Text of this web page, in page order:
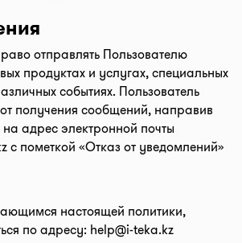
отправлять Пользователю
продуктах и услугах, специальных
событиях. Пользователь
получения сообщений, направив
адрес электронной почты
с пометкой «Отказ от уведомлений»
настоящей политики,
по адресу: help@i-teka.kz